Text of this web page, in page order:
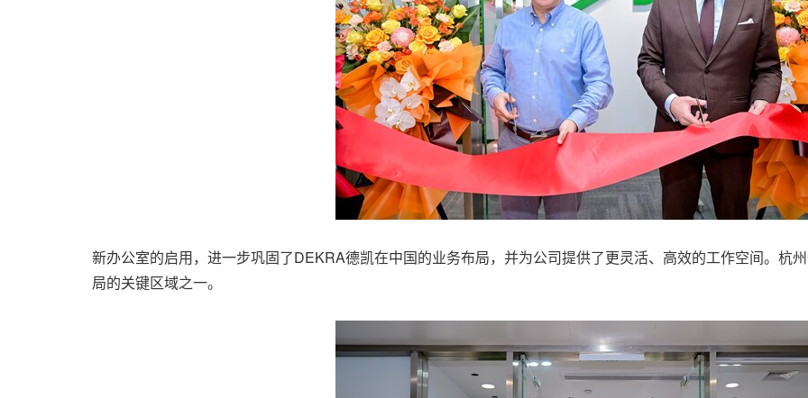
新办公室的启用，进一步巩固了DEKRA德凯在中国的业务布局，并为公司提供了更灵活、高效的工作空间。杭
局的关键区域之一。